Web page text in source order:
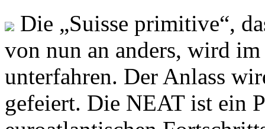
Die „Suisse primitive“,
von nun an anders, wird
unterfahren. Der Anlass
gefeiert. Die NEAT ist ein